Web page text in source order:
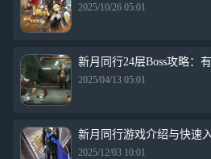
2025/10/26 05:01
新月同行24层Boss攻略：
2025/04/13 05:01
新月同行游戏介绍与快速
2025/12/03 10:01